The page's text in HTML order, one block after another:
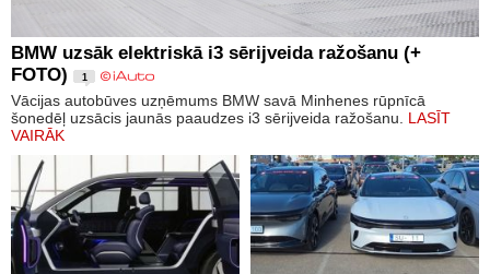
BMW uzsāk elektriskā i3 sērijveida ražošanu (+
FOTO)
1
Vācijas autobūves uzņēmums BMW savā Minhenes rūpnīcā
šonedēļ uzsācis jaunās paaudzes i3 sērijveida ražošanu. LASĪT
VAIRĀK